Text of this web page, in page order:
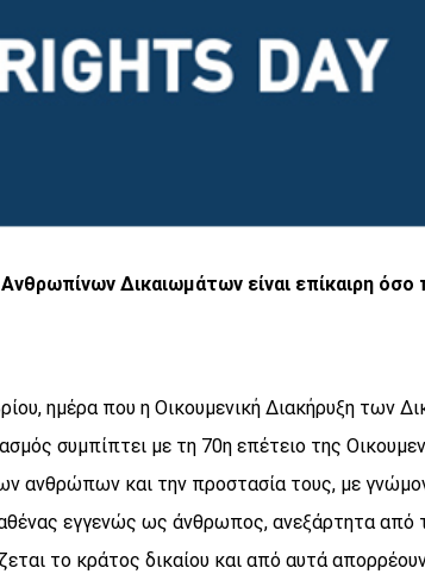
Δικαιωμάτων είναι επίκαιρη όσο
ημέρα που η Οικουμενική Διακήρυξη των
συμπίπτει με τη 70η επέτειο της
και την προστασία τους, με
εγγενώς ως άνθρωπος, ανεξάρτητα
το κράτος δικαίου και από αυτά